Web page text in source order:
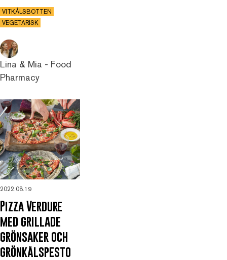
VITKÅLSBOTTEN
VEGETARISK
Lina & Mia - Food
Pharmacy
2022.08.19
Pizza Verdure
med grillade
grönsaker och
grönkålspesto